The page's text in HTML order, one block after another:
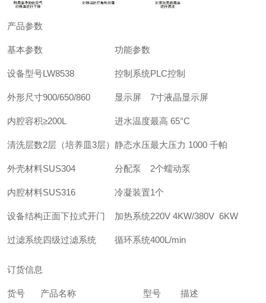
产品参数
基本参数 功能参数
设备型号LW8538 控制系统PLC控制
外形尺寸900/650/860 显示屏 7寸液晶显示屏
内腔容积≥200L 进水温度最高 65°C
清洗层数2层（培养皿3层） 静态水压最大压力 1000 千帕
外壳材料SUS304 分配泵 2个蠕动泵
内腔材料SUS316 冷凝装置1个
设备结构正面下拉式开门 加热系统220V 4KW/380V 6KW
过滤系统四级过滤系统 循环系统400L/min
订货信息
货号 产品名称 型号 描述